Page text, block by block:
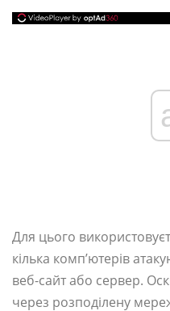
Для цього
кілька комп’ютерів
веб-сайт або сервер.
через розподілену